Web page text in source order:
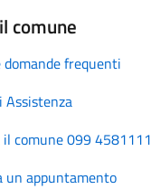
comune
domande frequenti
Assistenza
il comune 099 4581111
un appuntamento